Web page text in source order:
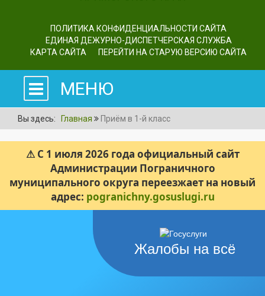
ПОЛИТИКА КОНФИДЕНЦИАЛЬНОСТИ САЙТА
ЕДИНАЯ ДЕЖУРНО-ДИСПЕТЧЕРСКАЯ СЛУЖБА
КАРТА САЙТА
ПЕРЕЙТИ НА СТАРУЮ ВЕРСИЮ САЙТА
МЕНЮ
Вы здесь: Главная Приём в 1-й класс
⚠ С 1 июля 2026 года официальный сайт
Администрации Пограничного
муниципального округа переезжает на новый
адрес: pogranichny.gosuslugi.ru
Жалобы на всё